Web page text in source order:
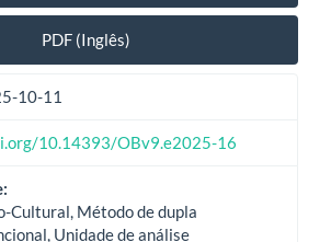
PDF (Inglês)
10-11
10.14393/OBv9.e2025-16
Cultural, Método de dupla
Unidade de análise